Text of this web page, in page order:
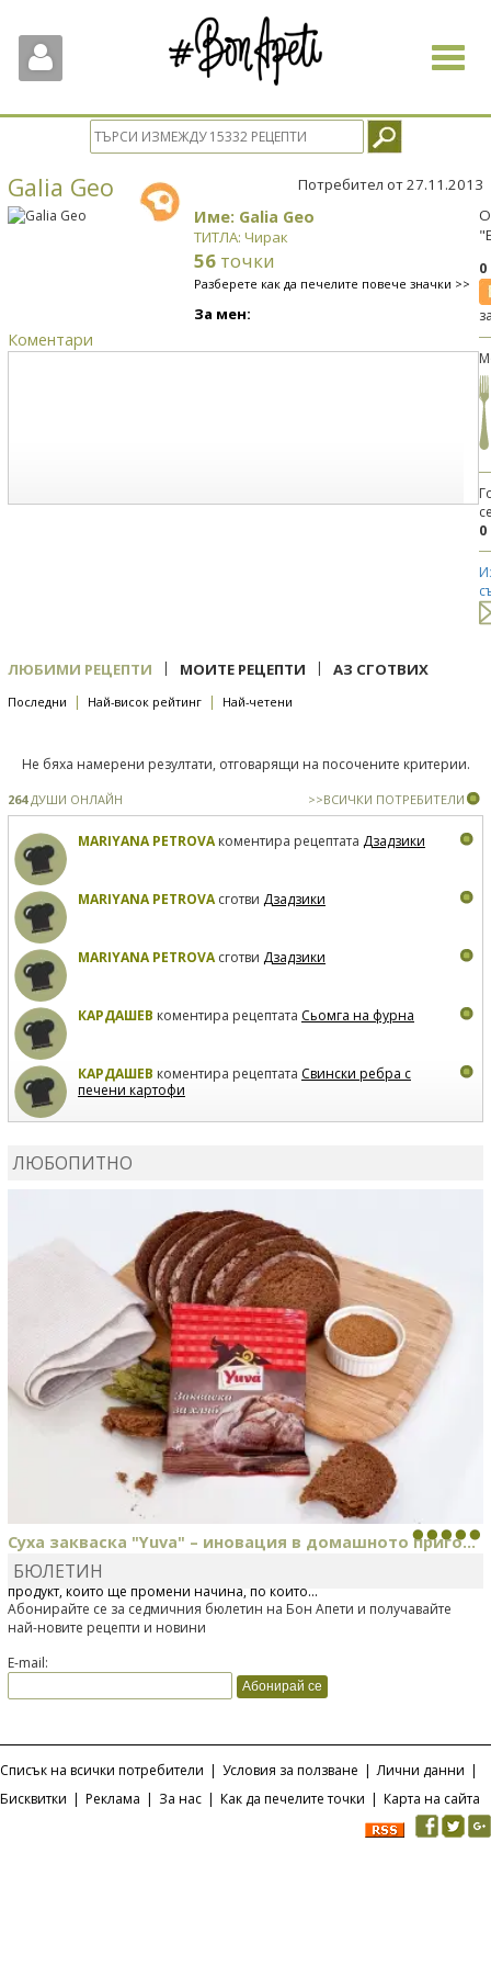
Toggle
Galia Geo Потребител от 27.11.2013
Име: Galia Geo
ТИТЛА: Чирак
56 точки
Разберете как да печелите повече значки >>
За мен:
Коментари
0
ЛЮБИМИ РЕЦЕПТИ | МОИТЕ РЕЦЕПТИ | АЗ СГОТВИХ
Последни | Най-висок рейтинг | Най-четени
Не бяха намерени резултати, отговарящи на посочените критерии.
264ДУШИ ОНЛАЙН >>ВСИЧКИ ПОТРЕБИТЕЛИ
MARIYANA PETROVAкоментира рецептата Дзадзики
MARIYANA PETROVAсготви Дзадзики
MARIYANA PETROVAсготви Дзадзики
КАРДАШЕВ коментира рецептата Сьомга на фурна
КАРДАШЕВ коментира рецептата Свински ребра с
печени картофи
ЛЮБОПИТНО
Суха закваска "Yuva" – иновация в домашното приго...
Отскоро Лесафр България стартира предлагането на изцяло нов
продукт, който ще промени начина, по който...
БЮЛЕТИН
Абонирайте се за седмичния бюлетин на Бон Апети и получавайте
най-новите рецепти и новини
E-mail:
Списък на всички потребители | Условия за ползване | Лични данни |
Бисквитки | Реклама | За нас | Как да печелите точки | Карта на сайта